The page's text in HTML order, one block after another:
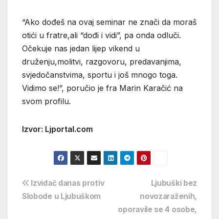
“Ako dođeš na ovaj seminar ne znači da moraš
otići u fratre,ali “dođi i vidi”, pa onda odluči.
Očekuje nas jedan lijep vikend u
druženju,molitvi, razgovoru, predavanjima,
svjedočanstvima, sportu i još mnogo toga.
Vidimo se!”, poručio je fra Marin Karačić na
svom profilu.
Izvor: Ljportal.com
Navigacija
objava
Ljubuški bez
novozaraženih,
oporavile se 4 osobe,
Izviđač danas protiv
Slobode u Ljubuškom